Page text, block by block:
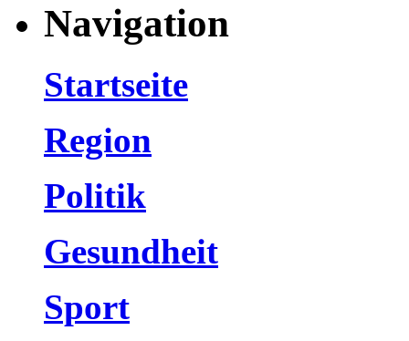
Navigation
Startseite
Region
Politik
Gesundheit
Sport